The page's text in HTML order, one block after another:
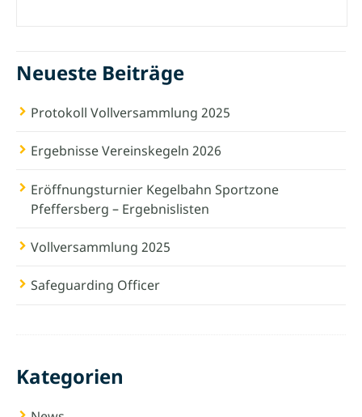
Neueste Beiträge
Protokoll Vollversammlung 2025
Ergebnisse Vereinskegeln 2026
Eröffnungsturnier Kegelbahn Sportzone
Pfeffersberg – Ergebnislisten
Vollversammlung 2025
Safeguarding Officer
Kategorien